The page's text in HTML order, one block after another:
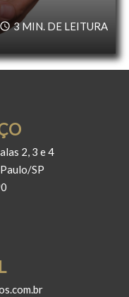
3MIN. DE LEITURA
2, 3 e 4
SP